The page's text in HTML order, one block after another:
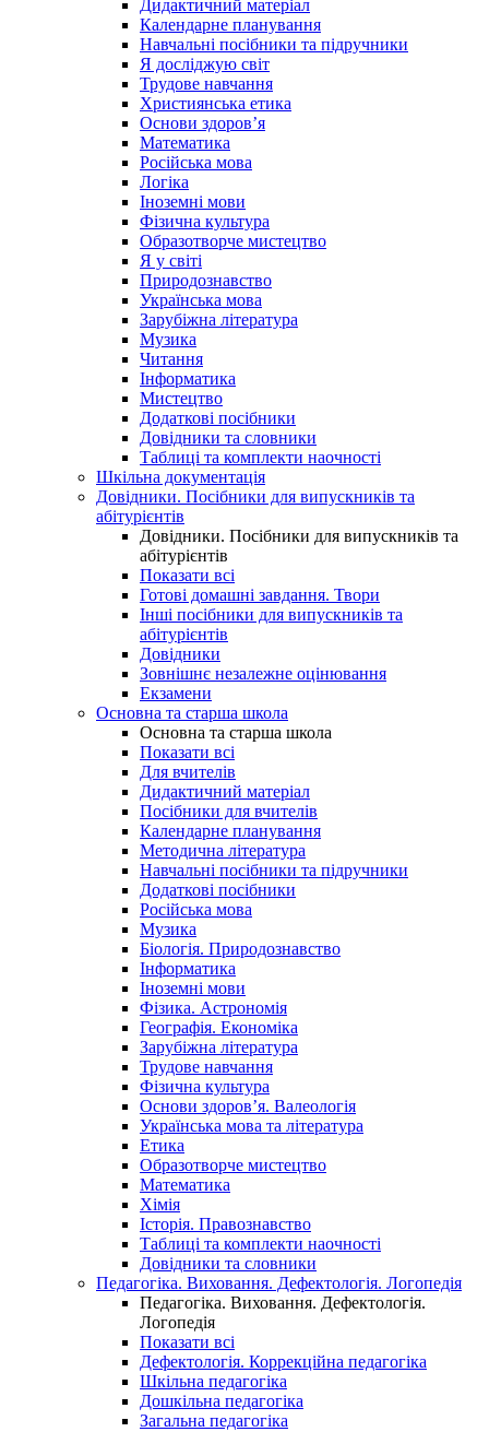
Дидактичний матеріал
Календарне планування
Навчальні посібники та підручники
Я досліджую світ
Трудове навчання
Християнська етика
Основи здоров’я
Математика
Російська мова
Логіка
Іноземні мови
Фізична культура
Образотворче мистецтво
Я у світі
Природознавство
Українська мова
Зарубіжна література
Музика
Читання
Інформатика
Мистецтво
Додаткові посібники
Довідники та словники
Таблиці та комплекти наочності
Шкільна документація
Довідники. Посібники для випускників та
абітурієнтів
Довідники. Посібники для випускників та
абітурієнтів
Показати всі
Готові домашні завдання. Твори
Інші посібники для випускників та
абітурієнтів
Довідники
Зовнішнє незалежне оцінювання
Екзамени
Основна та старша школа
Основна та старша школа
Показати всі
Для вчителів
Дидактичний матеріал
Посібники для вчителів
Календарне планування
Методична література
Навчальні посібники та підручники
Додаткові посібники
Російська мова
Музика
Біологія. Природознавство
Інформатика
Іноземні мови
Фізика. Астрономія
Географія. Економіка
Зарубіжна література
Трудове навчання
Фізична культура
Основи здоров’я. Валеологія
Українська мова та література
Етика
Образотворче мистецтво
Математика
Хімія
Історія. Правознавство
Таблиці та комплекти наочності
Довідники та словники
Педагогіка. Виховання. Дефектологія. Логопедія
Педагогіка. Виховання. Дефектологія.
Логопедія
Показати всі
Дефектологія. Коррекційна педагогіка
Шкільна педагогіка
Дошкільна педагогіка
Загальна педагогіка